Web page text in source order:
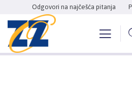
Odgovori na najčešća pitanja